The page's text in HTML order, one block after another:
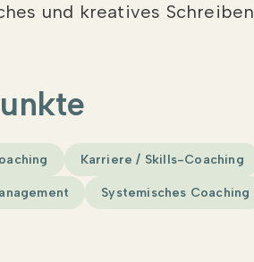
und kreatives Schreiben
Karriere / Skills-Coaching
Systemisches Coaching